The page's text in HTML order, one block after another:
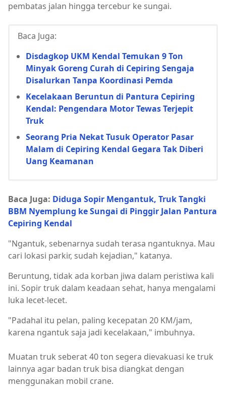
pembatas jalan hingga tercebur ke sungai.
Baca Juga:
Disdagkop UKM Kendal Temukan 9 Ton
Minyak Goreng Curah di Cepiring Sengaja
Disalurkan Tanpa Koordinasi Pemda
Kecelakaan Beruntun di Pantura Cepiring
Kendal: Pengendara Motor Tewas Terjepit
Truk
Seorang Pria Nekat Tusuk Operator Pasar
Malam di Cepiring Kendal Gegara Tak Diberi
Uang Keamanan
Baca Juga: Diduga Sopir Mengantuk, Truk Tangki
BBM Nyemplung ke Sungai di Pinggir Jalan Pantura
Cepiring Kendal
"Ngantuk, sebenarnya sudah terasa ngantuknya. Mau
cari lokasi parkir, sudah kejadian," katanya.
Beruntung, tidak ada korban jiwa dalam peristiwa kali
ini. Sopir truk dalam keadaan sehat, hanya mengalami
luka lecet-lecet.
"Padahal itu pelan, paling kecepatan 20 KM/jam,
karena ngantuk saja jadi kecelakaan," imbuhnya.
Muatan truk seberat 40 ton segera dievakuasi ke truk
lainnya agar badan truk bisa diangkat dengan
menggunakan mobil crane.